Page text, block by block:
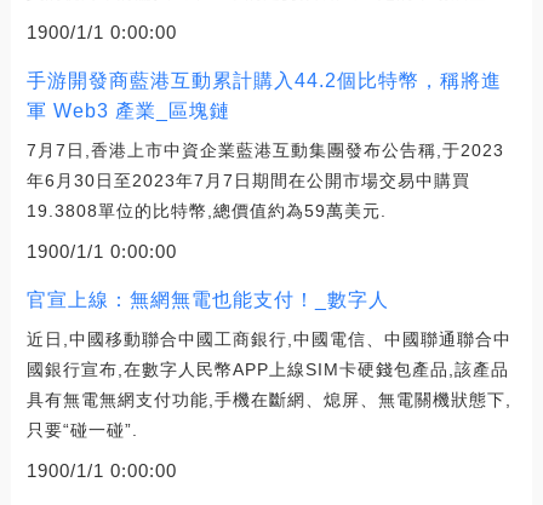
1900/1/1 0:00:00
手游開發商藍港互動累計購入44.2個比特幣，稱將進
軍 Web3 產業_區塊鏈
7月7日,香港上市中資企業藍港互動集團發布公告稱,于2023
年6月30日至2023年7月7日期間在公開市場交易中購買
19.3808單位的比特幣,總價值約為59萬美元.
1900/1/1 0:00:00
官宣上線：無網無電也能支付！_數字人
近日,中國移動聯合中國工商銀行,中國電信、中國聯通聯合中
國銀行宣布,在數字人民幣APP上線SIM卡硬錢包產品,該產品
具有無電無網支付功能,手機在斷網、熄屏、無電關機狀態下,
只要“碰一碰”.
1900/1/1 0:00:00